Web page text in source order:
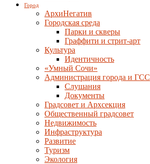
Город
АрхиНегатив
Городская среда
Парки и скверы
Граффити и стрит-арт
Культура
Идентичность
«Умный Сочи»
Администрация города и ГСС
Слушания
Документы
Градсовет и Архсекция
Общественный градсовет
Недвижимость
Инфраструктура
Развитие
Туризм
Экология